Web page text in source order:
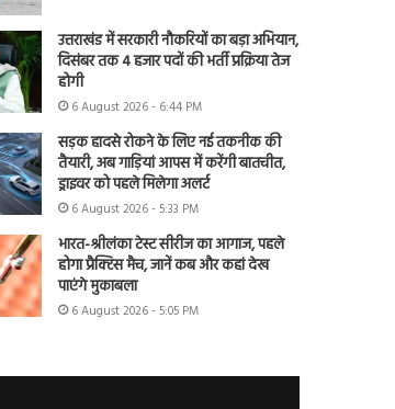
उत्तराखंड में सरकारी नौकरियों का बड़ा अभियान,
दिसंबर तक 4 हजार पदों की भर्ती प्रक्रिया तेज
होगी
6 August 2026 - 6:44 PM
सड़क हादसे रोकने के लिए नई तकनीक की
तैयारी, अब गाड़ियां आपस में करेंगी बातचीत,
ड्राइवर को पहले मिलेगा अलर्ट
6 August 2026 - 5:33 PM
भारत-श्रीलंका टेस्ट सीरीज का आगाज, पहले
होगा प्रैक्टिस मैच, जानें कब और कहां देख
पाएंगे मुकाबला
6 August 2026 - 5:05 PM